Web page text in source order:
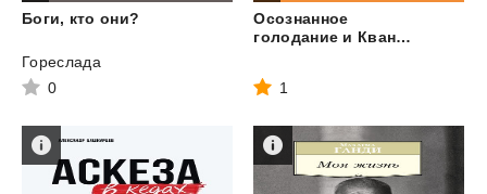
Боги, кто они?
Гореслада
0
Осознанное
голодание и Квантовый скачок
1